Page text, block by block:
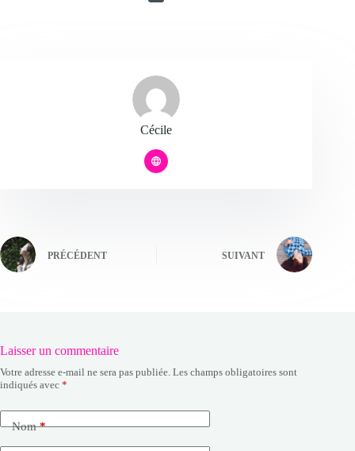
Cécile
PRÉCÉDENT SUIVANT
Laisser un commentaire
Votre adresse e-mail ne sera pas publiée. Les champs obligatoires sont
indiqués avec *
Nom*